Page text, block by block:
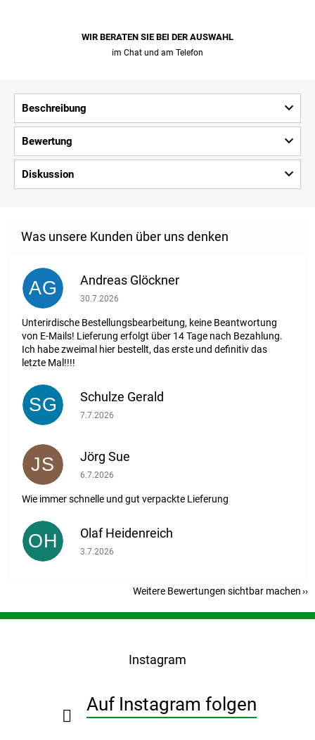
WIR BERATEN SIE BEI ​​DER AUSWAHL
im Chat und am Telefon
Beschreibung
Bewertung
Diskussion
AG Andreas Glöckner
Die Shop-Bewertung beträgt 1 von 5 Sternen.
30.7.2026
Unterirdische Bestellungsbearbeitung, keine Beantwortung
von E-Mails! Lieferung erfolgt über 14 Tage nach Bezahlung.
Ich habe zweimal hier bestellt, das erste und definitiv das
letzte Mal!!!!
SG Schulze Gerald
Die Shop-Bewertung beträgt 5 von 5 Sternen.
7.7.2026
JS Jörg Sue
Die Shop-Bewertung beträgt 5 von 5 Sternen.
6.7.2026
Wie immer schnelle und gut verpackte Lieferung
OH Olaf Heidenreich
Die Shop-Bewertung beträgt 5 von 5 Sternen.
3.7.2026
Weitere Bewertungen sichtbar machen
F
Instagram
Auf Instagram folgen